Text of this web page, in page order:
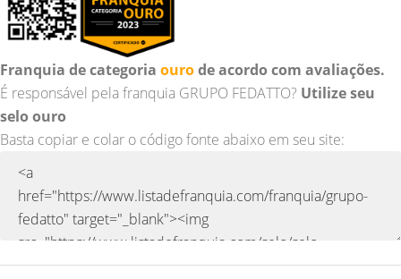
Franquia de categoria ourode acordo com avaliações.
É responsável pela franquia GRUPO FEDATTO? Utilize seu
selo ouro
Basta copiar e colar o código fonte abaixo em seu site: